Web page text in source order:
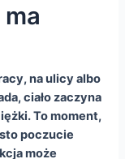
na ulicy albo
ciało zaczyna
To moment,
poczucie
może